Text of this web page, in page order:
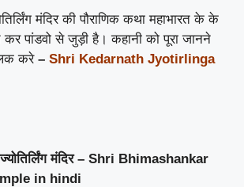
मंदिर की पौराणिक कथा महाभारत के के
कर पांडवो से जुड़ी है। कहानी को पूरा जानने
करे – Shri Kedarnath Jyotirlinga
मंदिर – Shri Bhimashankar
in hindi